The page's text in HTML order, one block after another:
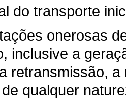
do transporte
onerosas
inclusive a
retransmissão,
qualquer